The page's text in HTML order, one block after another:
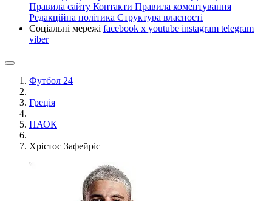
Правила сайту Контакти Правила коментування
Редакційна політика Структура власності
Соціальні мережі facebook x youtube instagram telegram
viber
Футбол 24
Греція
ПАОК
Хрістос Зафейріс